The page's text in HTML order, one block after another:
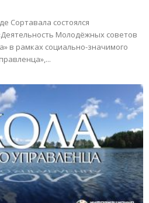
Сортавала состоялся
Молодёжных советов
в рамках социально-значимого